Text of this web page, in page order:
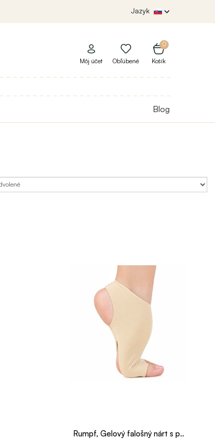
Jazyk
0
Košík
Môj účet Obľúbené
Blog
Rumpf, Gelový falošný nárt s p..